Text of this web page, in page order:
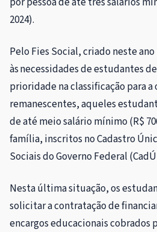
2024).
Pelo Fies Social, criado neste
às necessidades de estudantes
prioridade na classificação para a
remanescentes, aqueles
de até meio salário mínimo (R$
família, inscritos no Cadastro
Sociais do Governo Federal
Nesta última situação, os
solicitar a contratação de
encargos educacionais